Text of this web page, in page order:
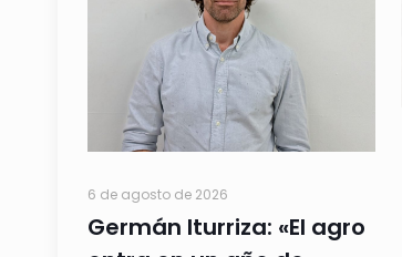
6 de agosto de 2026
Germán Iturriza: «El agro